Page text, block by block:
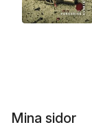
Mina sidor